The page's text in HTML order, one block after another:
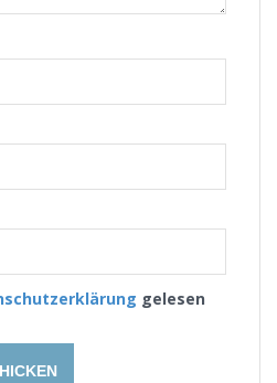
gelesen